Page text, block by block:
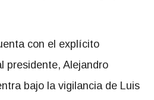
con el explícito
presidente, Alejandro
bajo la vigilancia de Luis